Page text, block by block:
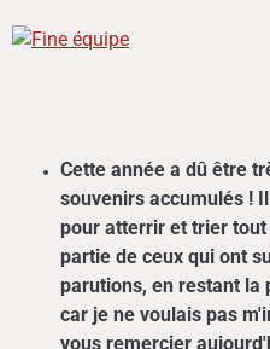
Cette année a dû être
souvenirs accumulés !
pour atterrir et trier
partie de ceux qui ont
parutions, en restant la
car je ne voulais pas
vous remercier